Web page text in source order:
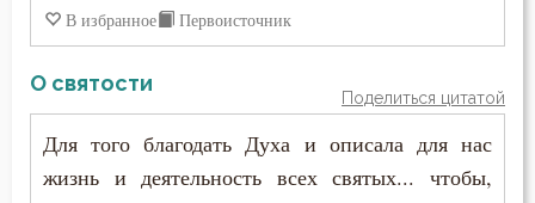
Плач
Подвиг
Подвижничество
В избранное Первоисточник
О святости
Поделиться цитатой
Для того благодать Духа и описала для нас
жизнь и деятельность всех святых... чтобы,